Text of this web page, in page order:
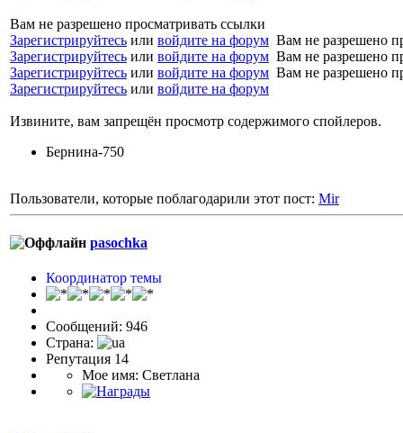
Вам не разрешено просматривать ссылки
Зарегистрируйтесь или войдите на форум Вам не разрешено
Зарегистрируйтесь или войдите на форум Вам не разрешено
Зарегистрируйтесь или войдите на форум Вам не разрешено
Зарегистрируйтесь или войдите на форум
Извините, вам запрещён просмотр содержимого спойлеров.
Бернина-750
Пользователи, которые поблагодарили этот пост: Mir
pasochka
Координатор темы
Сообщений: 946
Страна:
Репутация 14
Мое имя: Светлана